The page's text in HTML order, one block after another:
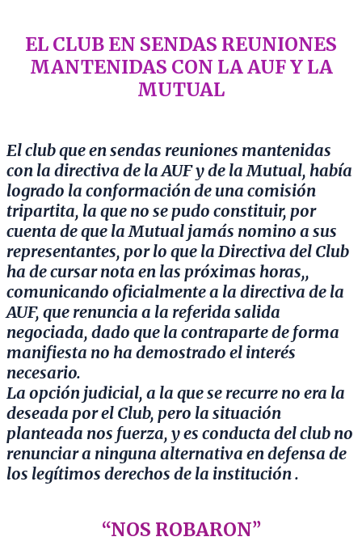
EL CLUB EN SENDAS REUNIONES
MANTENIDAS CON LA AUF Y LA
MUTUAL
El club que en sendas reuniones mantenidas
con la directiva de la AUF y de la Mutual, había
logrado la conformación de una comisión
tripartita, la que no se pudo constituir, por
cuenta de que la Mutual jamás nomino a sus
representantes, por lo que la Directiva del Club
ha de cursar nota en las próximas horas,,
comunicando oficialmente a la directiva de la
AUF, que renuncia a la referida salida
negociada, dado que la contraparte de forma
manifiesta no ha demostrado el interés
necesario.
La opción judicial, a la que se recurre no era la
deseada por el Club, pero la situación
planteada nos fuerza, y es conducta del club no
renunciar a ninguna alternativa en defensa de
los legítimos derechos de la institución .
“NOS ROBARON”